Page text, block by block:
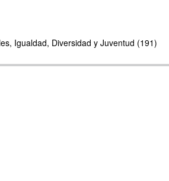
Igualdad, Diversidad y Juventud (191)